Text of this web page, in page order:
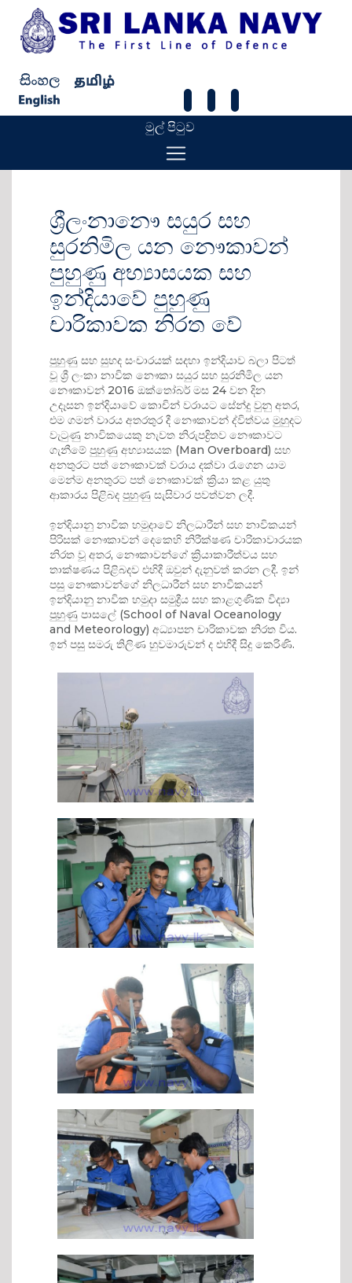
මුල් පිටුව
ශ්‍රීලංනානෞ සයුර සහ
සුරනිමිල යන නෞකාවන්
පුහුණු අභ්‍යාසයක සහ
ඉන්දියාවේ පුහුණු
චාරිකාවක නිරත වේ
පුහුණු සහ සුහද සංචාරයක් සදහා ඉන්දියාව බලා පිටත්
වූ ශ්‍රී ලංකා නාවික නෞකා සයුර සහ සුරනිමිල යන
නෞකාවන් 2016 ඔක්තෝබර් මස 24 වන දින
උදෑසන ඉන්දියාවේ කොචින් වරායට සේන්දු වුනු අතර,
එම ගමන් වාරය අතරතුර දී නෞකාවන් ද්විත්වය මුහුදට
වැටුණු නාවිකයෙකු නැවත නිරුපද්‍රිතව නෞකාවට
ගැනීමේ පුහුණු අභ්‍යාසයක (Man Overboard) සහ
අනතුරට පත් නෞකාවක් වරාය දක්වා රැගෙන යාම
මෙන්ම අනතුරට පත් නෞකාවක් ක්‍රියා කළ යුතු
ආකාරය පිළිබද පුහුණු සැසිවාර පවත්වන ලදී.
ඉන්දියානු නාවික හමුදාවේ නිලධාරීන් සහ නාවිකයන්
පිරිසක් නෞකාවන් දෙකෙහි නිරීක්ෂණ චාරිකාවාරයක
නිරත වූ අතර, නෞකාවන්ගේ ක්‍රියාකාරීත්වය සහ
තාක්ෂණය පිළිබදව එහිදී ඔවුන් දැනුවත් කරන ලදී. ඉන්
පසු නෞකාවන්ගේ නිලධාරීන් සහ නාවිකයන්
ඉන්දියානු නාවික හමුදා සමුද්‍රීය සහ කාළගුණික විද්‍යා
පුහුණු පාසලේ (School of Naval Oceanology
and Meteorology) අධ්‍යාපන චාරිකාවක නිරත විය.
ඉන් පසු සමරු තිලිණ හුවමාරුවන් ද එහිදී සිදු කෙරිණි.